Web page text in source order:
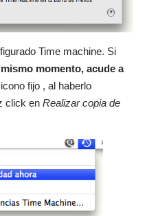
Time machine. Si
momento, acude a
fijo , al haberlo
click en Realizar copia de